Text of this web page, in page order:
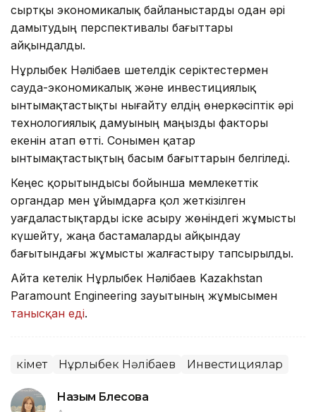
сыртқы экономикалық байланыстарды одан әрі
дамытудың перспективалы бағыттары
айқындалды.
Нұрлыбек Нәлібаев шетелдік серіктестермен
сауда-экономикалық және инвестициялық
ынтымақтастықты нығайту елдің өнеркәсіптік әрі
технологиялық дамуының маңызды факторы
екенін атап өтті. Сонымен қатар
ынтымақтастықтың басым бағыттарын белгіледі.
Кеңес қорытындысы бойынша мемлекеттік
органдар мен ұйымдарға қол жеткізілген
уағдаластықтарды іске асыру жөніндегі жұмысты
күшейту, жаңа бастамаларды айқындау
бағытындағы жұмысты жалғастыру тапсырылды.
Айта кетелік Нұрлыбек Нәлібаев Kazakhstan
Paramount Engineering зауытының жұмысымен
танысқан еді.
Үкімет Нұрлыбек Нәлібаев Инвестициялар
Назым Бөлесова